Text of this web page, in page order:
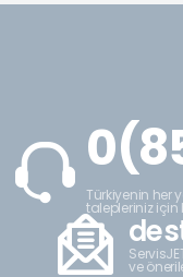
Türkiyenin her
talepleriniz için
ve